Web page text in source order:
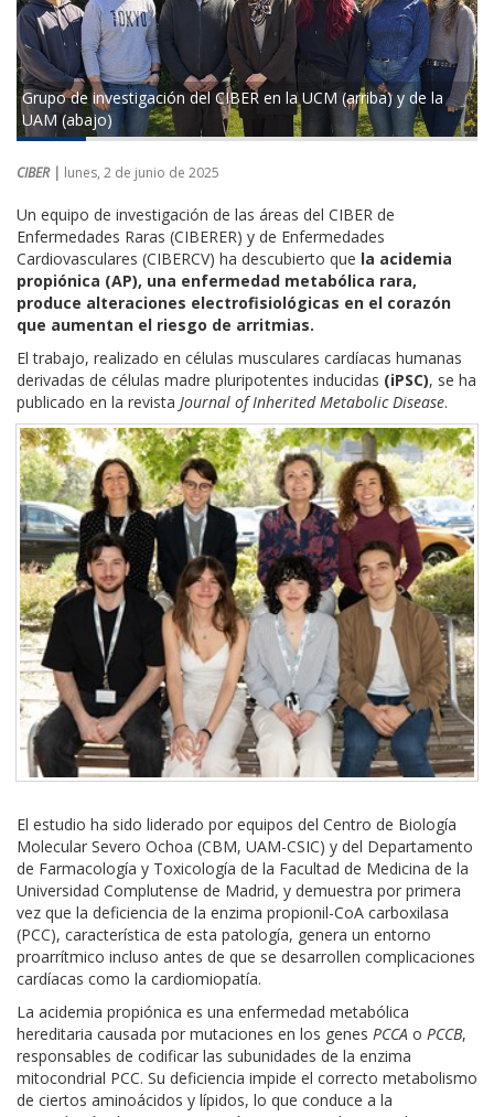
Grupo de investigación del CIBER en la UCM (arriba) y de la
UAM (abajo)
CIBER | lunes, 2 de junio de 2025
Un equipo de investigación de las áreas del CIBER de
Enfermedades Raras (CIBERER) y de Enfermedades
Cardiovasculares (CIBERCV) ha descubierto que la acidemia
propiónica (AP), una enfermedad metabólica rara,
produce alteraciones electrofisiológicas en el corazón
que aumentan el riesgo de arritmias.
El trabajo, realizado en células musculares cardíacas humanas
derivadas de células madre pluripotentes inducidas (iPSC), se ha
publicado en la revista Journal of Inherited Metabolic Disease.
El estudio ha sido liderado por equipos del Centro de Biología
Molecular Severo Ochoa (CBM, UAM-CSIC) y del Departamento
de Farmacología y Toxicología de la Facultad de Medicina de la
Universidad Complutense de Madrid, y demuestra por primera
vez que la deficiencia de la enzima propionil-CoA carboxilasa
(PCC), característica de esta patología, genera un entorno
proarrítmico incluso antes de que se desarrollen complicaciones
cardíacas como la cardiomiopatía.
La acidemia propiónica es una enfermedad metabólica
hereditaria causada por mutaciones en los genes PCCA o PCCB,
responsables de codificar las subunidades de la enzima
mitocondrial PCC. Su deficiencia impide el correcto metabolismo
de ciertos aminoácidos y lípidos, lo que conduce a la